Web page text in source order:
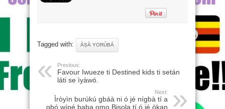
Tagged with: ÀṢÀ YORÙBÁ
Previous:
Favour Iwueze ti Destined kids ti setán
láti se ìyàwó.
Next:
Ìròyìn burúkú gbáà ni ó jé nígbà tí a
gbó wípé baba omo Bisola tí ó jé òkan